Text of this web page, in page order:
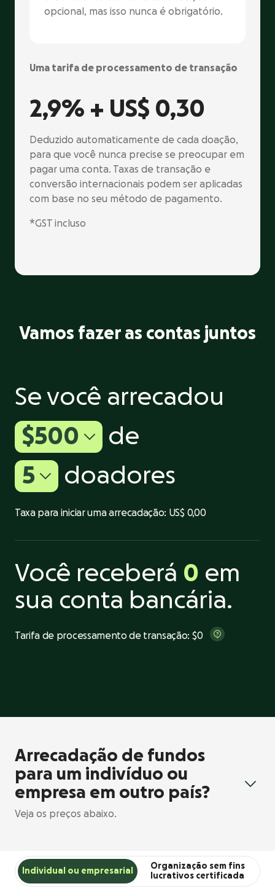
opcional, mas isso nunca é obrigatório.
Uma tarifa de processamento de transação
2,9% + US$ 0,30
Deduzido automaticamente de cada doação,
para que você nunca precise se preocupar em
pagar uma conta. Taxas de transação e
conversão internacionais podem ser aplicadas
com base no seu método de pagamento.
*GST incluso
Vamos fazer as contas juntos
Se você arrecadou
$500
de
5
doadores
Taxa para iniciar uma arrecadação: US$ 0,00
Você receberá 0 em
sua conta bancária.
Tarifa de processamento de transação: $0
Arrecadação de fundos
para um indivíduo ou
empresa em outro país?
Veja os preços abaixo.
Individual ou empresarial
Organização sem fins
lucrativos certificada